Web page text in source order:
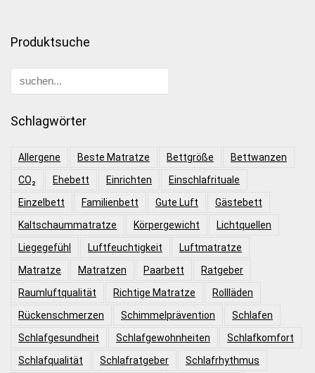
Produktsuche
Schlagwörter
Allergene Beste Matratze Bettgröße
Bettwanzen
CO₂
Ehebett Einrichten
Einschlafrituale
Einzelbett
Familienbett Gute Luft
Gästebett
Kaltschaummatratze
Körpergewicht
Lichtquellen
Liegegefühl
Luftfeuchtigkeit
Luftmatratze
Matratze
Matratzen Paarbett
Ratgeber
Raumluftqualität
Richtige Matratze
Rollläden
Rückenschmerzen
Schimmelprävention
Schlafen
Schlafgesundheit
Schlafgewohnheiten
Schlafkomfort
Schlafqualität
Schlafratgeber Schlafrhythmus